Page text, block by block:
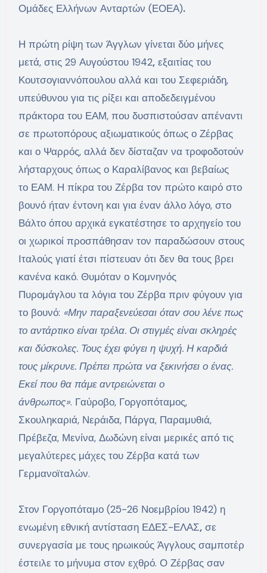
Ομάδες Ελλήνων Ανταρτών (ΕΟΕΑ).
Η πρώτη ρίψη των Άγγλων γίνεται δύο μήνες
μετά, στις 29 Αυγούστου 1942,εξαιτίας του
Κουτσογιαννόπουλου αλλά και του Σεφεριάδη,
υπεύθυνου για τις ρίξει και αποδεδειγμένου
πράκτορα του ΕΑΜ, που δυσπιστούσαν απέναντι
σε πρωτοπόρους αξιωματικούς όπως ο Ζέρβας
και ο Ψαρρός, αλλά δεν δίσταζαν να τροφοδοτούν
λήσταρχους όπως ο Καραλίβανος και βεβαίως
το ΕΑΜ. Η πίκρα του Ζέρβα τον πρώτο καιρό στο
βουνό ήταν έντονη και για έναν άλλο λόγο, στο
Βάλτο όπου αρχικά εγκατέστησε το αρχηγείο του
οι χωρικοί προσπάθησαν τον παραδώσουν στους
Ιταλούς γιατί έτσι πίστευαν ότι δεν θα τους βρει
κανένα κακό. Θυμόταν ο Κομνηνός
Πυρομάγλου τα λόγια του Ζέρβα πριν φύγουν για
το βουνό: «Μην παραξενεύεσαι όταν σου λένε πως
το αντάρτικο είναι τρέλα. Οι στιγμές είναι σκληρές
και δύσκολες. Τους έχει φύγει η ψυχή. Η καρδιά
τους μίκρυνε. Πρέπει πρώτα να ξεκινήσει ο ένας.
Εκεί που θα πάμε αντρειώνεται ο
άνθρωπος». Γαύροβο, Γοργοπόταμος,
Σκουληκαριά, Νεράιδα, Πάργα, Παραμυθιά,
Πρέβεζα, Μενίνα, Δωδώνη είναι μερικές από τις
μεγαλύτερες μάχες του Ζέρβα κατά των
Γερμανοϊταλών.
Στον Γοργοπόταμο (25-26 Νοεμβρίου 1942) η
ενωμένη εθνική αντίσταση ΕΔΕΣ-ΕΛΑΣ,σε
συνεργασία με τους ηρωικούς Άγγλους σαμποτέρ
έστειλε το μήνυμα στον εχθρό. Ο Ζέρβας σαν